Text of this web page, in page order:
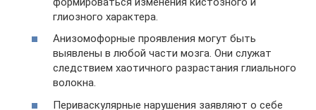
глиозного характера.
Анизомофорные проявления могут быть
выявлены в любой части мозга. Они служат
следствием хаотичного разрастания глиального
волокна.
Периваскулярные нарушения заявляют о себе